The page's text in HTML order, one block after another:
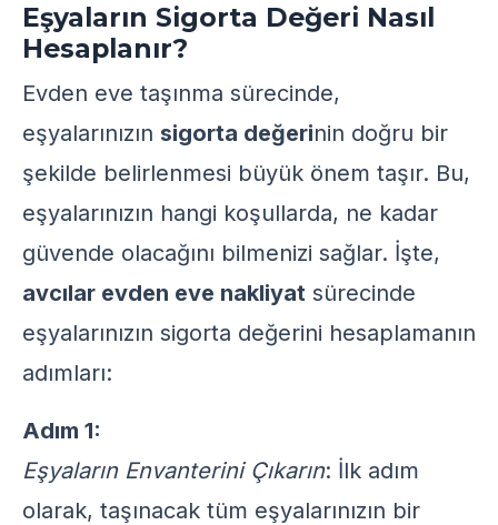
Eşyaların Sigorta Değeri Nasıl
Hesaplanır?
Evden eve taşınma sürecinde,
eşyalarınızın sigorta değerinin doğru bir
şekilde belirlenmesi büyük önem taşır. Bu,
eşyalarınızın hangi koşullarda, ne kadar
güvende olacağını bilmenizi sağlar. İşte,
avcılar evden eve nakliyat sürecinde
eşyalarınızın sigorta değerini hesaplamanın
adımları:
Adım 1:
Eşyaların Envanterini Çıkarın: İlk adım
olarak, taşınacak tüm eşyalarınızın bir